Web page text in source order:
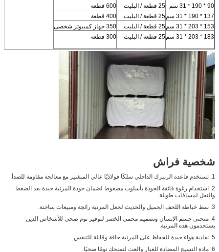
90 * 190 * 31 سم
25 قطعة / البليت
600 قطعة
137 * 190 * 31 سم
25 قطعة / البليت
400 قطعة
153 * 203 * 31 سم
25 قطعة / البليت
350 جهاز كمبيوتر شخصى
183 * 203 * 31 سم
25 قطعة / البليت 300 قطعة
شخصية فراش
1. تستخدم قاعدة الزنبرك الداخلي سلكًا فولاذيًا عالي المنغنيز مع معالجة مقاومة للصدأ.
2. استخدام رغوة فائقة الجودة بأسلوب مضغوط لضمان جودة المرتبة جيدة بعد الضغط
والنقل لمسافات طويلة.
3. نمط خياطة اللحف الجميل والحديث لجعل المرتبة رائجة ومبيعات ساخنة.
4. منحنى جسم الإنسان وتصميم محمي الخصر لتوفير نوم صحي للأشخاص الذين
يستخدمون هذه المرتبة.
5. نفاذية هواء جيدة للحفاظ على المرتبة جافة وقابلة للتنفس.
6. مادة النسيج المضادة للغبار والعث لتمنحك نومًا صحيًا.